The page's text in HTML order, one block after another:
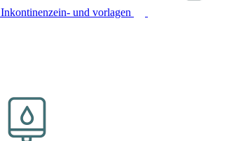
Inkontinenzein- und vorlagen